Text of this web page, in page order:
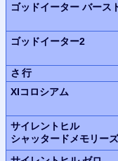
ゴッドイーター バース
ゴッドイーター2
さ行
XIコロシアム
サイレントヒル
シャッタードメモリーズ